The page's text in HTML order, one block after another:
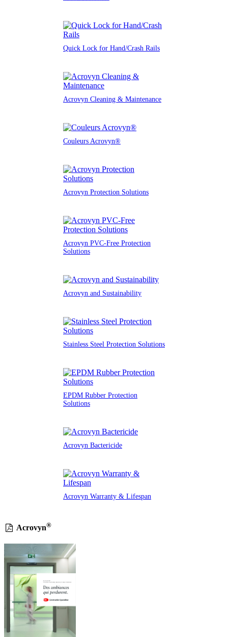
Quick Lock for Hand/Crash Rails
Acrovyn Cleaning & Maintenance
Couleurs Acrovyn®
Acrovyn Protection Solutions
Acrovyn PVC-Free Protection
Solutions
Acrovyn and Sustainability
Stainless Steel Protection Solutions
EPDM Rubber Protection
Solutions
Acrovyn Bactericide
Acrovyn Warranty & Lifespan
Acrovyn®